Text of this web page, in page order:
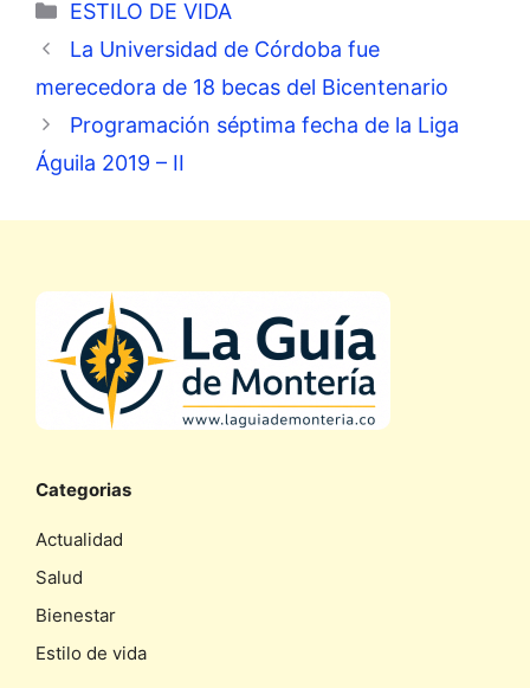
Categorías
ESTILO DE VIDA
La Universidad de Córdoba fue
merecedora de 18 becas del Bicentenario
Programación séptima fecha de la Liga
Águila 2019 – II
Categorias
Actualidad
Salud
Bienestar
Estilo de vida